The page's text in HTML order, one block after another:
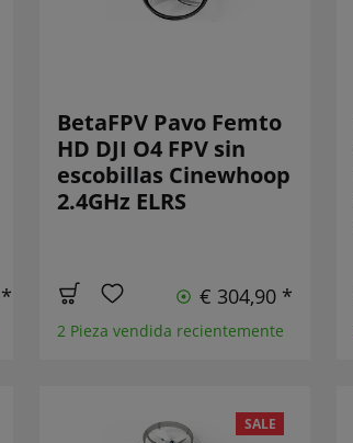
BetaFPV Pavo Femto
HD DJI O4 FPV sin
escobillas Cinewhoop
2.4GHz ELRS
€ 304,90 *
2 Pieza vendida recientemente
SALE